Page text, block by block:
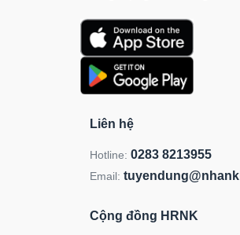
Liên hệ
Hotline: 0283 8213955
Email:
Cộng đồng HRNK